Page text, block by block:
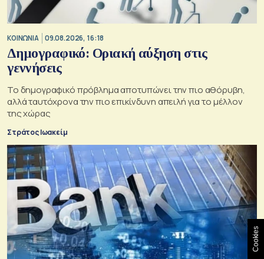
ΚΟΙΝΩΝΙΑ 09.08.2026, 16:18
Δημογραφικό: Οριακή αύξηση στις
γεννήσεις
Το δημογραφικό πρόβλημα αποτυπώνει την πιο αθόρυβη,
αλλά ταυτόχρονα την πιο επικίνδυνη απειλή για το μέλλον
της χώρας
Στράτος Ιωακείμ
Cookies